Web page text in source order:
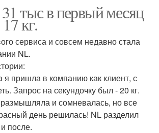
тыс в первый месяц
кг.
сервиса и совсем недавно стала
NL.
я пришла в компанию как клиент, с
Запрос на секундочку был - 20 кг.
размышляла и сомневалась, но все
день решилась! NL разделил
после.